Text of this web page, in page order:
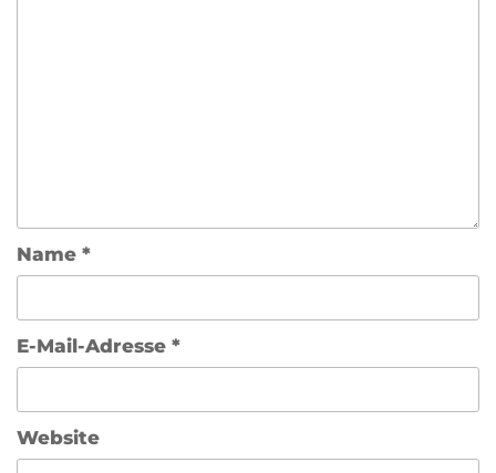
Name *
E-Mail-Adresse *
Website